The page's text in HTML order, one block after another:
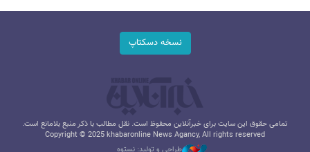
نسخه دسکتاپ
تمامی حقوق این سایت برای خبرآنلاین محفوظ است. نقل مطالب با ذکر منبع بلامانع است.
Copyright © 2025 khabaronline News Agancy, All rights reserved
طراحی و تولید: نستوه